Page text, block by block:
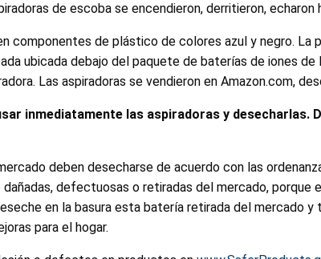
de escoba se encendieron, derritieron,
de plástico de colores azul y negro. La
ubicada debajo del paquete de baterías de iones
Las aspiradoras se vendieron en Amazon.com,
inmediatamente las aspiradoras y
deben desecharse de acuerdo con las
defectuosas o retiradas del mercado,
en la basura esta batería retirada del mercado
para el hogar.